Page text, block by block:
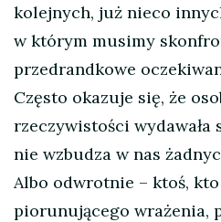
kolejnych, już nieco
w którym musimy
przedrandkowe
Często okazuje się, że
rzeczywistości wydawała
nie wzbudza w nas
Albo odwrotnie – ktoś,
piorunującego wrażenia,